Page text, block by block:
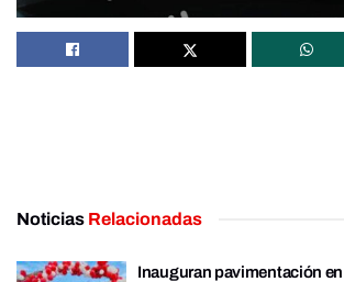
Noticias Relacionadas
Inauguran pavimentación